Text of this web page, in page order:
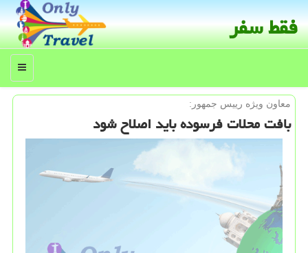
فقط سفر
منو
معاون ویژه رییس جمهور:
بافت محلات فرسوده باید اصلاح شود